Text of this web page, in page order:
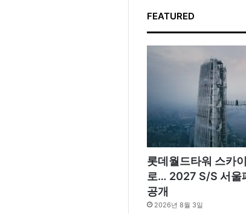
FEATURED
롯데월드타워 스카
로… 2027 S/S 서울
공개
2026년 8월 3일